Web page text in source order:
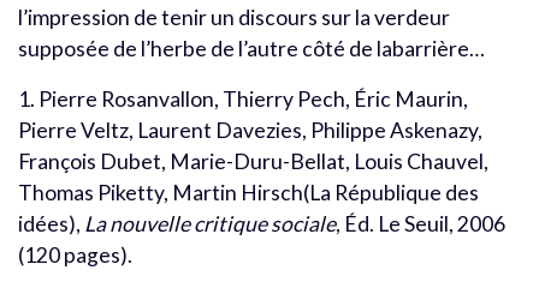
l’impression de tenir un discours sur la verdeur
supposée de l’herbe de l’autre côté de labarrière…
1. Pierre Rosanvallon, Thierry Pech, Éric Maurin,
Pierre Veltz, Laurent Davezies, Philippe Askenazy,
François Dubet, Marie-Duru-Bellat, Louis Chauvel,
Thomas Piketty, Martin Hirsch(La République des
idées), La nouvelle critique sociale, Éd. Le Seuil, 2006
(120 pages).